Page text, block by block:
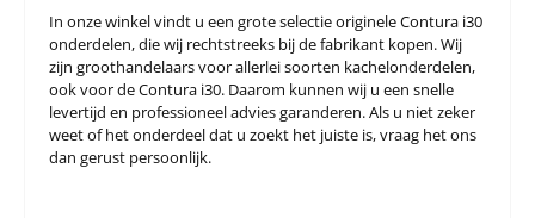
In onze winkel vindt u een grote selectie originele Contura i30
onderdelen, die wij rechtstreeks bij de fabrikant kopen. Wij
zijn groothandelaars voor allerlei soorten kachelonderdelen,
ook voor de Contura i30. Daarom kunnen wij u een snelle
levertijd en professioneel advies garanderen. Als u niet zeker
weet of het onderdeel dat u zoekt het juiste is, vraag het ons
dan gerust persoonlijk.